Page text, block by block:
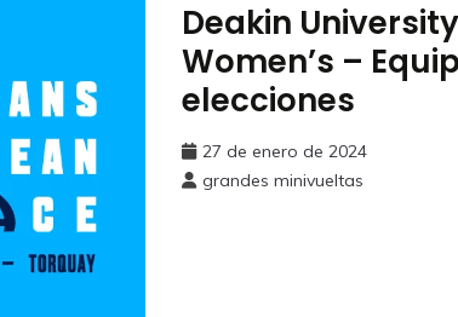
Deakin
Women’s –
elecciones
27 de enero de 2024
grandes minivueltas